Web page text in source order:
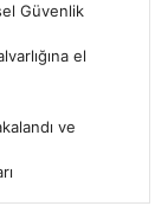
Güvenlik
el
ve